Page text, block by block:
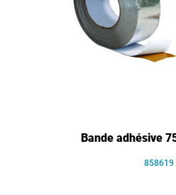
Bande adhésive
858619